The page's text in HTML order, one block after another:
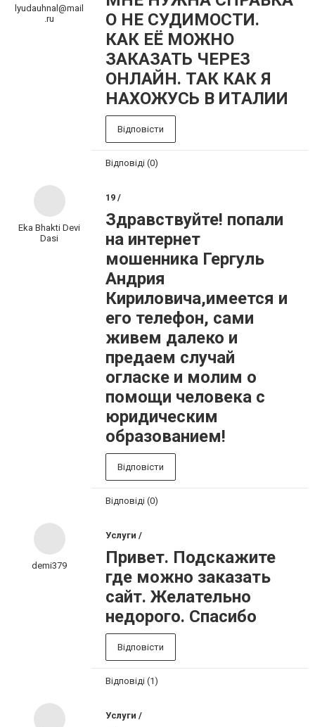
lyudauhnal@mail
.ru
О НЕ СУДИМОСТИ.
КАК ЕЁ МОЖНО
ЗАКАЗАТЬ ЧЕРЕЗ
ОНЛАЙН. ТАК КАК Я
НАХОЖУСЬ В ИТАЛИИ
Відповісти
Відповіді (0)
Eka Bhakti Devi
Dasi
19 /
Здравствуйте! попали
на интернет
мошенника Гергуль
Андрия
Кириловича,имеется и
его телефон, сами
живем далеко и
предаем случай
огласке и молим о
помощи человека с
юридическим
образованием!
Відповісти
Відповіді (0)
demi379
Услуги /
Привет. Подскажите
где можно заказать
сайт. Желательно
недорого. Спасибо
Відповісти
Відповіді (1)
Услуги /